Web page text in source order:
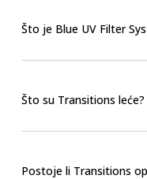
Što je Blue UV Filter
Što su Transitions leće?
Postoje li Transitions